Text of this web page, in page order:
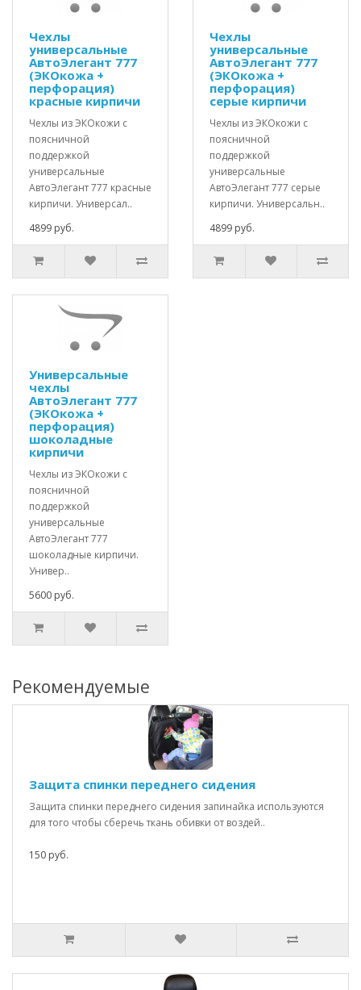
Чехлы
универсальные
АвтоЭлегант 777
(ЭКОкожа +
перфорация)
красные кирпичи
Чехлы из ЭКОкожи с
поясничной
поддержкой
универсальные
АвтоЭлегант 777 красные
кирпичи. Универсал..
4899 руб.
Чехлы
универсальные
АвтоЭлегант 777
(ЭКОкожа +
перфорация)
серые кирпичи
Чехлы из ЭКОкожи с
поясничной
поддержкой
универсальные
АвтоЭлегант 777 серые
кирпичи. Универсальн..
4899 руб.
Универсальные
чехлы
АвтоЭлегант 777
(ЭКОкожа +
перфорация)
шоколадные
кирпичи
Чехлы из ЭКОкожи с
поясничной
поддержкой
универсальные
АвтоЭлегант 777
шоколадные кирпичи.
Универ..
5600 руб.
Рекомендуемые
Защита спинки переднего сидения
Защита спинки переднего сидения запинайка используются
для того чтобы сберечь ткань обивки от воздей..
150 руб.